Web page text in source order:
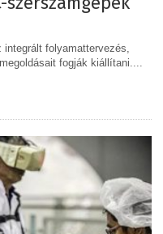
folyamattervezés,
fogják kiállítani....